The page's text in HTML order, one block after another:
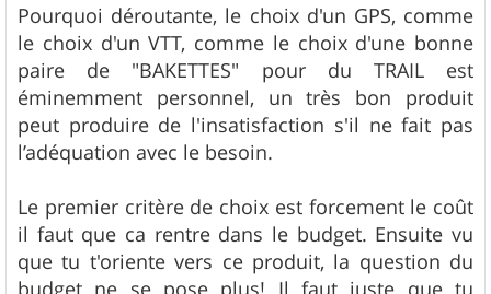
Pourquoi déroutante, le choix d'un GPS, comme
le choix d'un VTT, comme le choix d'une bonne
paire de "BAKETTES" pour du TRAIL est
éminemment personnel, un très bon produit
peut produire de l'insatisfaction s'il ne fait pas
l’adéquation avec le besoin.
Le premier critère de choix est forcement le coût
il faut que ca rentre dans le budget. Ensuite vu
que tu t'oriente vers ce produit, la question du
budget ne se pose plus! Il faut juste que tu